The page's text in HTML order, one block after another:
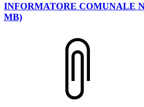
INFORMATORE COMUNALE
MB)